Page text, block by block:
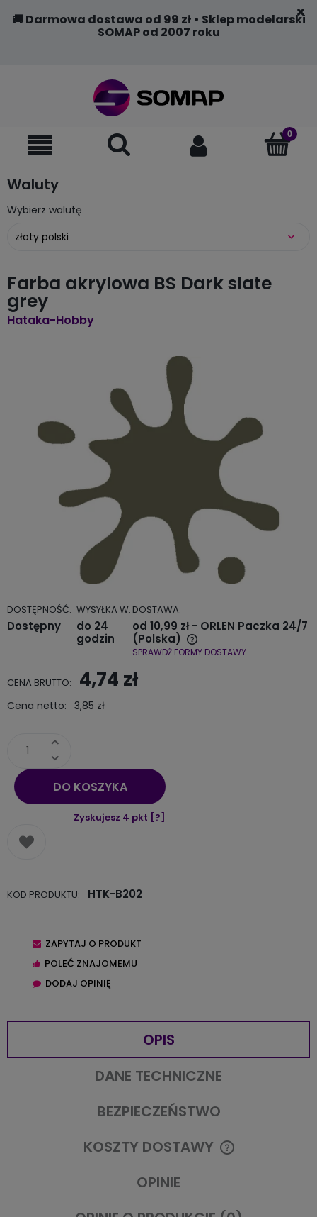
🚚 Darmowa dostawa od 99 zł • Sklep modelarski
SOMAP od 2007 roku
Waluty
Wybierz walutę
Farba akrylowa BS Dark slate
grey
Hataka-Hobby
DOSTĘPNOŚĆ:
Dostępny
WYSYŁKA W:
do 24
godzin
DOSTAWA:
od 10,99 zł - ORLEN Paczka 24/7
(Polska)
Cena nie zawiera ewentualnych kosztów płatności
SPRAWDŹ FORMY DOSTAWY
CENA BRUTTO: 4,74 zł
Cena netto: 3,85 zł
DO KOSZYKA
Zyskujesz 4 pkt [?]
KOD PRODUKTU: HTK-B202
ZAPYTAJ O PRODUKT
POLEĆ ZNAJOMEMU
DODAJ OPINIĘ
OPIS
DANE TECHNICZNE
BEZPIECZEŃSTWO
KOSZTY DOSTAWY
CENA NIE ZAWIERA EWENTUALNYCH KOSZTÓW PŁATNOŚCI
OPINIE